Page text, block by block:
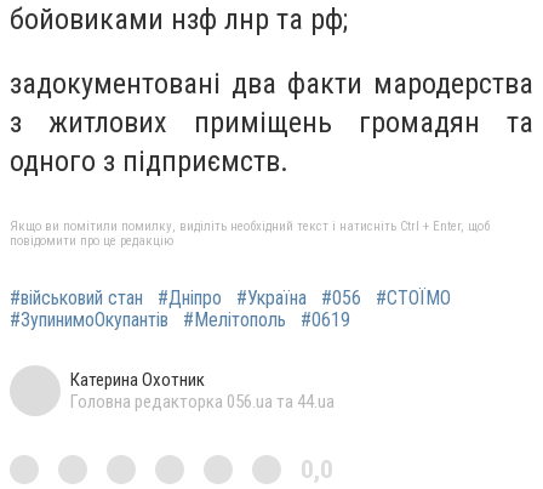
бойовиками нзф лнр та рф;
задокументовані два факти мародерства
з житлових приміщень громадян та
одного з підприємств.
Якщо ви помітили помилку, виділіть необхідний текст і натисніть Ctrl + Enter, щоб
повідомити про це редакцію
#військовий стан #Дніпро #Україна #056
#СТОЇМО
#ЗупинимоОкупантів
#Мелітополь #0619
Катерина Охотник
Головна редакторка 056.ua та 44.ua
0,0